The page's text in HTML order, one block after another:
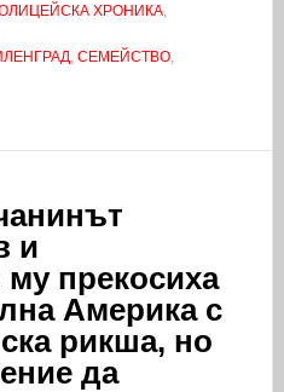
ХРОНИКА,
, СЕМЕЙСТВО,
и
му прекосиха
Америка с
рикша, но
да